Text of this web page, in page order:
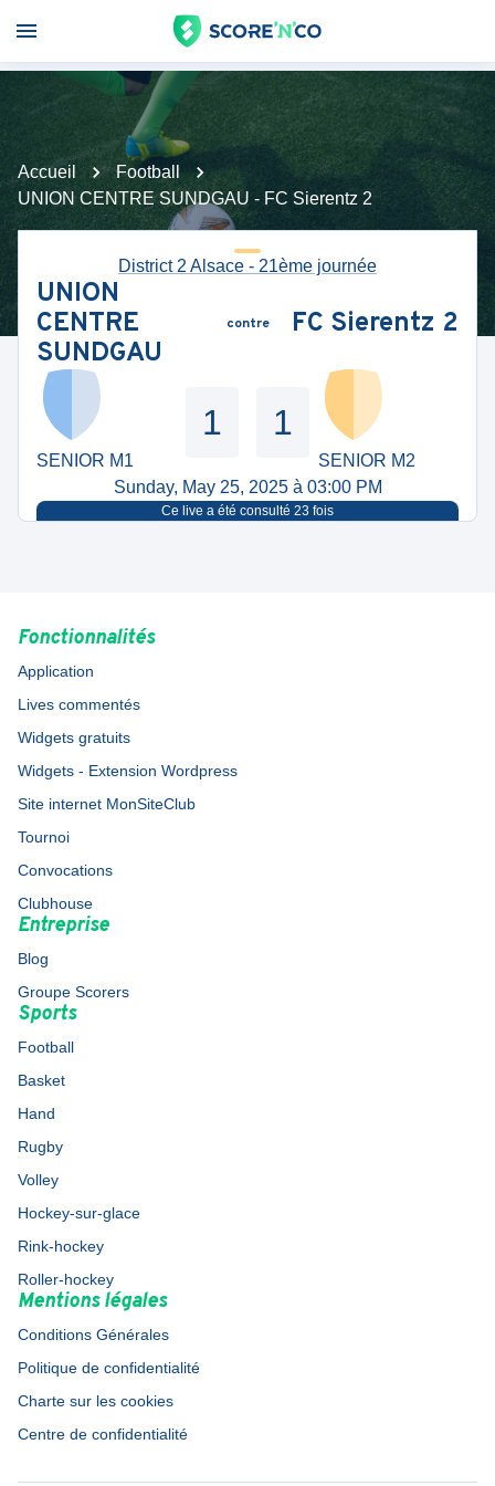
Accueil
Football
UNION CENTRE SUNDGAU - FC Sierentz 2
District 2 Alsace - 21ème journée
UNION
CENTRE
SUNDGAU
contre FC Sierentz 2
SENIOR M1
1 1
SENIOR M2
Sunday, May 25, 2025 à 03:00 PM
Ce live a été consulté 23 fois
Fonctionnalités
Application
Lives commentés
Widgets gratuits
Widgets - Extension Wordpress
Site internet MonSiteClub
Tournoi
Convocations
Clubhouse
Entreprise
Blog
Groupe Scorers
Sports
Football
Basket
Hand
Rugby
Volley
Hockey-sur-glace
Rink-hockey
Roller-hockey
Mentions légales
Conditions Générales
Politique de confidentialité
Charte sur les cookies
Centre de confidentialité